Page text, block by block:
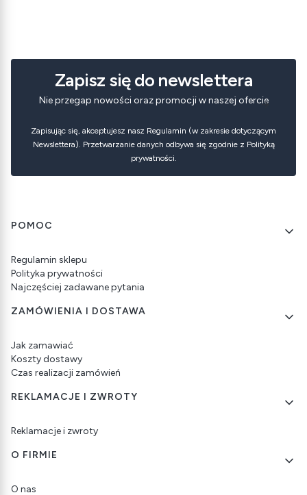
Zapisz się do newslettera
Nie przegap nowości oraz promocji w naszej ofercie
Zapisując się, akceptujesz nasz Regulamin (w zakresie dotyczącym
Newslettera). Przetwarzanie danych odbywa się zgodnie z Polityką
prywatności.
Linki w stopce
POMOC
Regulamin sklepu
Polityka prywatności
Najczęściej zadawane pytania
ZAMÓWIENIA I DOSTAWA
Jak zamawiać
Koszty dostawy
Czas realizacji zamówień
REKLAMACJE I ZWROTY
Reklamacje i zwroty
O FIRMIE
O nas